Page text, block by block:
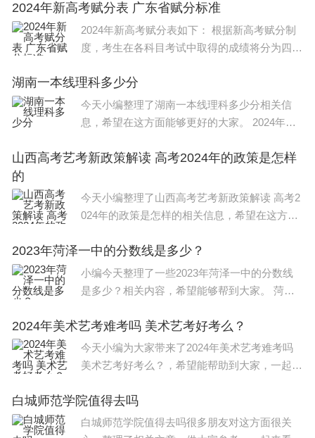
自驾车辆请停放在校外停车场。清华大学艺术博物馆
（东门）附近停车场有：北京农商银行、凯时广场、
同方大厦、学研大厦、同方科技广场等。
地铁路线
13号线 五道口站，A（西北）出口出站
15号线 清华东路西口，C（西南）出口出站
公交路线
五道口站 508、307、331、375、630、86
西王庄小区站 450、355、438、392、466
大石桥南站 549
艺博官网
https://www.artmuseum.tsinghua.edu.cn/
数字展厅
2024年新高考赋分表 广东省赋分标准
2024年新高考赋分表如下： 根据新高考赋分制
度，考生在各科目考试中取得的成绩将分为四个
级，考生获得A等级的成绩将获得5分的赋分；B
等级是次高等级，考生获得B等级的成绩将获得
4
湖南一本线理科多少分
今天小编整理了湖南一本线理科多少分相关信
息，希望在这方面能够更好的大家。 2024年艺
不同省份不同学校分数线不一样，一般情况下美
山西高考艺考新政策解读 高考2024年的政策是怎样
的
今天小编整理了山西高考艺考新政策解读 高考2
024年的政策是怎样的相关信息，希望在这方面
读如下： 一、统考加强，校考减少：艺术类专
业考试分为省
2023年菏泽一中的分数线是多少？
小编今天整理了一些2023年菏泽一中的分数线
是多少？相关内容，希望能够帮到大家。 菏泽
15分。 2022年单招录取分数： 菏泽医学专科学
校2022
2024年美术艺考难考吗 美术艺考好考么？
今天小编为大家带来了2024年美术艺考难考吗
美术艺考好考么？，希望能帮助到大家，一起来
文化分数线一般会在350-400分左右,文科、理科
分数线不相同
白城师范学院值得去吗
白城师范学院值得去吗很多朋友对这方面很关